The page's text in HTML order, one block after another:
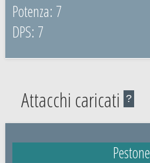
7
7
Attacchi caricati ?
Pestone